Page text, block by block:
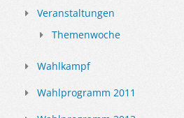
Veranstaltungen
Themenwoche
Wahlkampf
Wahlprogramm 2011